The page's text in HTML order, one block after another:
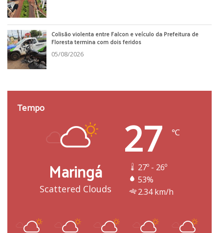
Colisão violenta entre Falcon e veículo da Prefeitura de
Floresta termina com dois feridos
05/08/2026
Tempo
Maringá
Scattered Clouds
27 ℃
27º - 26º
53%
2.34 km/h